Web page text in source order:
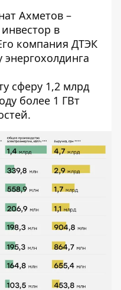
Ахметов –
в
компания ДТЭК
энергохолдинга
сферу 1,2 млрд
более 1 ГВт